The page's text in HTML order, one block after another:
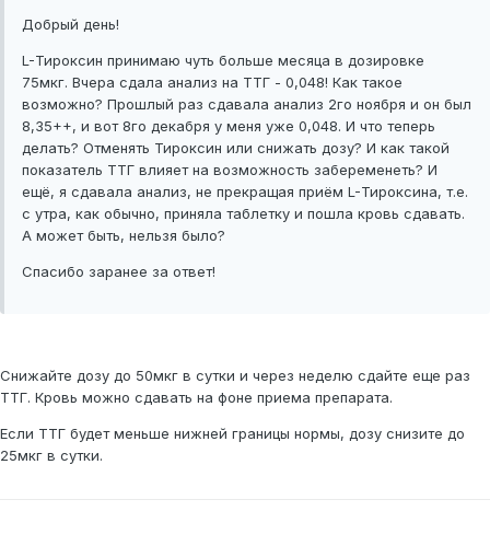
Добрый день!
L-Тироксин принимаю чуть больше месяца в дозировке
75мкг. Вчера сдала анализ на ТТГ - 0,048! Как такое
возможно? Прошлый раз сдавала анализ 2го ноября и он был
8,35++, и вот 8го декабря у меня уже 0,048. И что теперь
делать? Отменять Тироксин или снижать дозу? И как такой
показатель ТТГ влияет на возможность забеременеть? И
ещё, я сдавала анализ, не прекращая приём L-Тироксина, т.е.
с утра, как обычно, приняла таблетку и пошла кровь сдавать.
А может быть, нельзя было?
Спасибо заранее за ответ!
Снижайте дозу до 50мкг в сутки и через неделю сдайте еще раз
ТТГ. Кровь можно сдавать на фоне приема препарата.
Если ТТГ будет меньше нижней границы нормы, дозу снизите до
25мкг в сутки.